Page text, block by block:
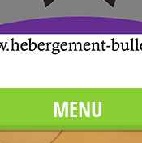
MENU